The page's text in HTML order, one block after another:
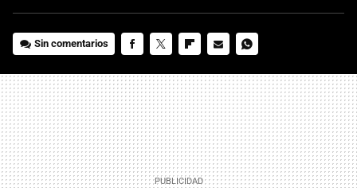
Sin comentarios
MAIL